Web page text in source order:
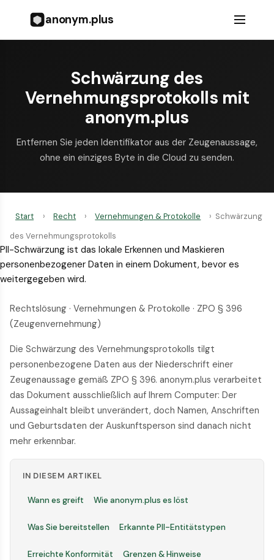
anonym.plus
Schwärzung des
Vernehmungsprotokolls mit
anonym.plus
Entfernen Sie jeden Identifikator aus der Zeugenaussage,
ohne ein einziges Byte in die Cloud zu senden.
Start › Recht › Vernehmungen & Protokolle › Schwärzung
des Vernehmungsprotokolls
PII-Schwärzung ist das lokale Erkennen und Maskieren
personenbezogener Daten in einem Dokument, bevor es
weitergegeben wird.
Rechtslösung · Vernehmungen & Protokolle · ZPO § 396
(Zeugenvernehmung)
Die Schwärzung des Vernehmungsprotokolls tilgt
personenbezogene Daten aus der Niederschrift einer
Zeugenaussage gemäß ZPO § 396. anonym.plus verarbeitet
das Dokument ausschließlich auf Ihrem Computer: Der
Aussageinhalt bleibt unverändert, doch Namen, Anschriften
und Geburtsdaten der Auskunftsperson sind danach nicht
mehr erkennbar.
IN DIESEM ARTIKEL
Wann es greift Wie anonym.plus es löst
Was Sie bereitstellen Erkannte PII-Entitätstypen
Erreichte Konformität Grenzen & Hinweise